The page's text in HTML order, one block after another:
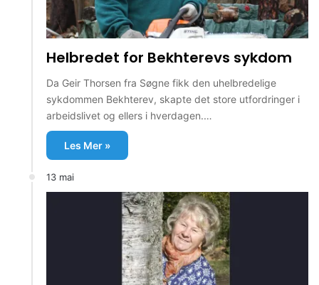
Helbredet for Bekhterevs sykdom
Da Geir Thorsen fra Søgne fikk den uhelbredelige
sykdommen Bekhterev, skapte det store utfordringer i
arbeidslivet og ellers i hverdagen.…
Les Mer »
13 mai